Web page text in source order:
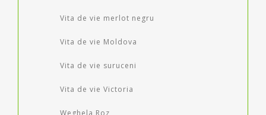
Vita de vie merlot negru
Vita de vie Moldova
Vita de vie suruceni
Vita de vie Victoria
Weghela Roz